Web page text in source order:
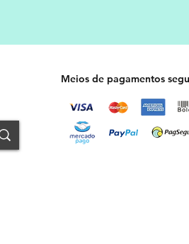
Meios de pagamentos